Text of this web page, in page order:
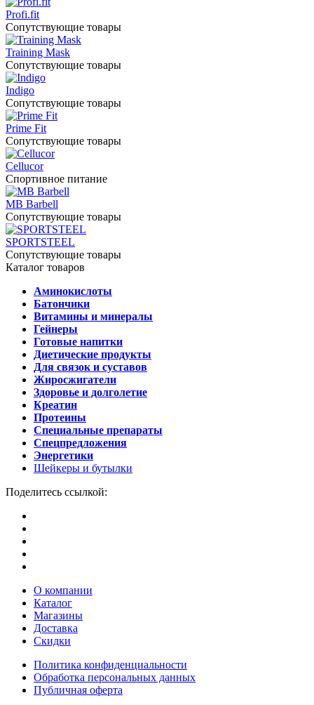
Profi.fit
Сопутствующие товары
Training Mask
Сопутствующие товары
Indigo
Сопутствующие товары
Prime Fit
Сопутствующие товары
Cellucor
Спортивное питание
MB Barbell
Сопутствующие товары
SPORTSTEEL
Сопутствующие товары
Каталог товаров
Аминокислоты
Батончики
Витамины и минералы
Гейнеры
Готовые напитки
Диетические продукты
Для связок и суставов
Жиросжигатели
Здоровье и долголетие
Креатин
Протеины
Специальные препараты
Спецпредложения
Энергетики
Шейкеры и бутылки
Поделитесь ссылкой:
О компании
Каталог
Магазины
Доставка
Скидки
Политика конфиденциальности
Обработка персональных данных
Публичная оферта